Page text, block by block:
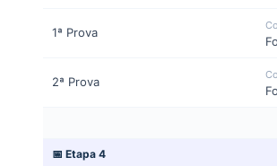
1ª Prova
2ª Prova
📅 Etapa 4